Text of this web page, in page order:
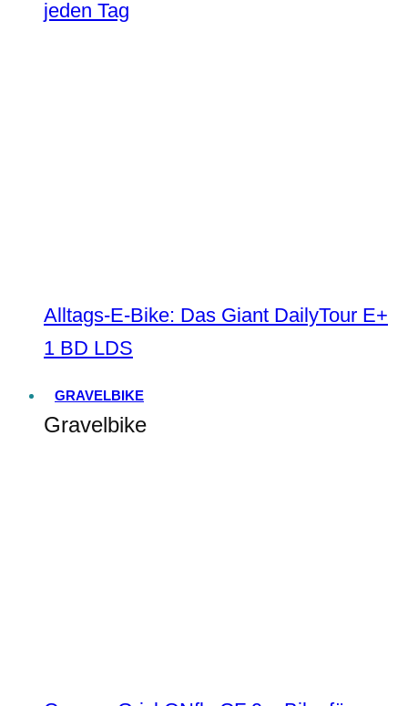
jeden Tag
Alltags-E-Bike: Das Giant DailyTour E+
1 BD LDS
GRAVELBIKE
Gravelbike